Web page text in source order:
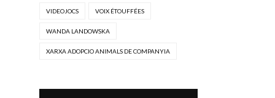
VIDEOJOCS VOIX ÉTOUFFÉES
WANDA LANDOWSKA
XARXA ADOPCIO ANIMALS DE COMPANYIA